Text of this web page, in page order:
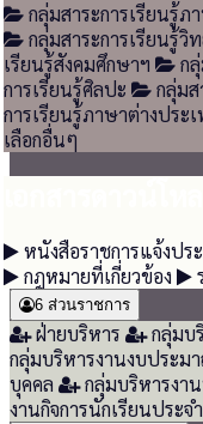
กลุ่มสาระการเรียนรู้ภ
กลุ่มสาระการเรียนรู้วิ
เรียนรู้สังคมศึกษาฯ
ก
การเรียนรู้ศิลปะ
กลุ่มส
การเรียนรู้ภาษาต่างประ
เลือกอื่นๆ
หนังสือราชการแจ้งปร
กฎหมายที่เกี่ยวข้อง
6 ส่วนราชการ
ฝ่ายบริหาร
กลุ่มบ
กลุ่มบริหารงานงบประม
บุคคล
กลุ่มบริหารงา
งานกิจการนักเรียนประจำ